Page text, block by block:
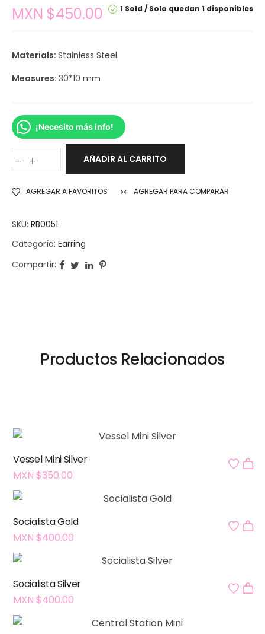
1 Sold Solo quedan 1 disponibles
MXN $450.00
Materials: Stainless Steel.
Measures: 30*10 mm
¡Necesito más info!
AÑADIR AL CARRITO
AGREGAR A FAVORITOS AGREGAR PARA COMPARAR
SKU: RB0051
Categoría: Earring
Compartir:
Productos Relacionados
Vessel Mini Silver
MXN $350.00
Socialista Gold
MXN $400.00
Socialista Silver
MXN $400.00